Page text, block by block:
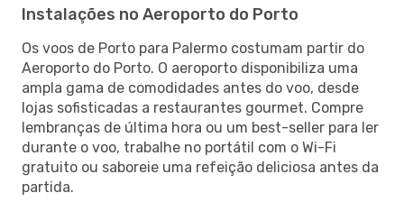
Instalações no Aeroporto do Porto
Os voos de Porto para Palermo costumam partir do
Aeroporto do Porto. O aeroporto disponibiliza uma
ampla gama de comodidades antes do voo, desde
lojas sofisticadas a restaurantes gourmet. Compre
lembranças de última hora ou um best-seller para ler
durante o voo, trabalhe no portátil com o Wi-Fi
gratuito ou saboreie uma refeição deliciosa antes da
partida.